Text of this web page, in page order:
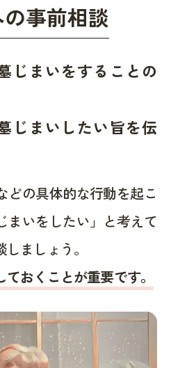
事前相談
じまいをすることの
じまいしたい旨を伝
どの具体的な行動を起こ
まいをしたい」と考えて
ましょう。
おくことが重要です。